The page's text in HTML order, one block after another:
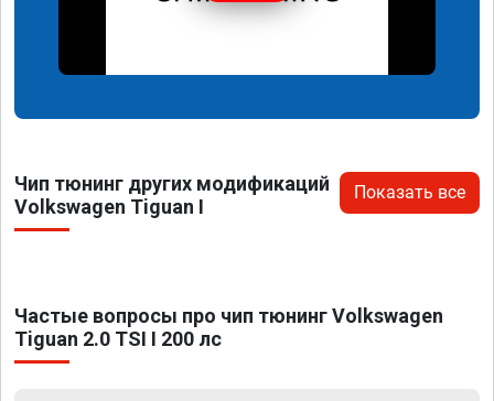
Чип тюнинг других модификаций
Volkswagen Tiguan I
Показать все
Частые вопросы про чип тюнинг Volkswagen
Tiguan 2.0 TSI I 200 лс